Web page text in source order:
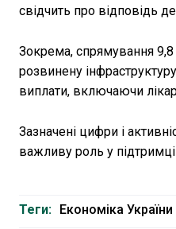
свідчить про відповідь
Зокрема, спрямування
розвинену
виплати, включаючи
Зазначені цифри і
важливу роль у
Теги: Економіка України